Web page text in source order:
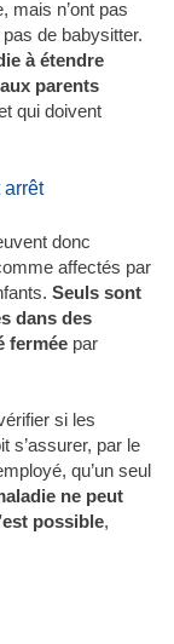
mais n’ont pas
de babysitter.
à étendre
parents
qui doivent
arrêt
donc
affectés par
Seuls sont
dans des
fermée par
si les
s’assurer, par le
qu’un seul
ne peut
possible,